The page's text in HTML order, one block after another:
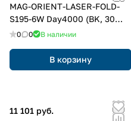
MAG-ORIENT-LASER-FOLD-
S195-6W Day4000 (BK, 30
deg, 48V, DALI) (Arlight, IP20
0 0 В наличии
В корзину
11 101 руб.